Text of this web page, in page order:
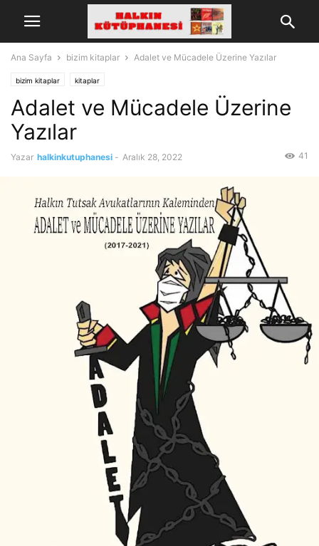
Ana Sayfa bizim kitaplar Adalet ve Mücadele Üzerine Yazılar
bizim kitaplar kitaplar
Adalet ve Mücadele Üzerine
Yazılar
Yazar halkinkutuphanesi - Aralık 28, 2022 41